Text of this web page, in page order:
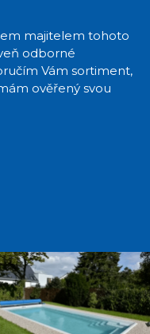
majitelem tohoto
odborné
Vám sortiment,
ověřený svou